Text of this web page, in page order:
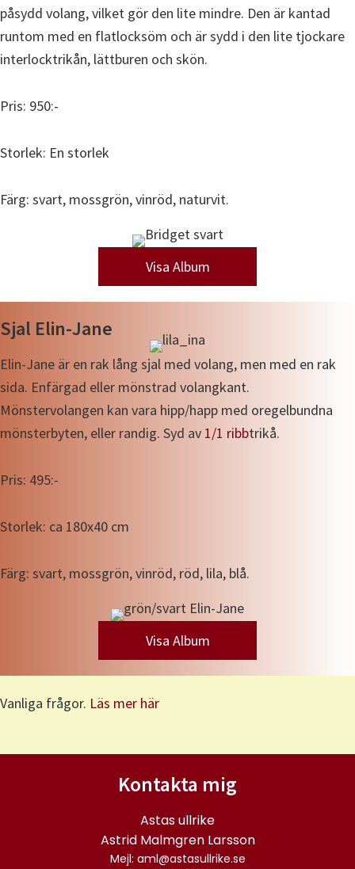
påsydd volang, vilket gör den lite mindre. Den är kantad
runtom med en flatlocksöm och är sydd i den lite tjockare
interlocktrikån, lättburen och skön.
Pris: 950:-
Storlek: En storlek
Färg: svart, mossgrön, vinröd, naturvit.
Visa Album
Sjal Elin-Jane
Elin-Jane är en rak lång sjal med volang, men med en rak
sida. Enfärgad eller mönstrad volangkant.
Mönstervolangen kan vara hipp/happ med oregelbundna
mönsterbyten, eller randig. Syd av 1/1 ribbtrikå.
Pris: 495:-
Storlek: ca 180x40 cm
Färg: svart, mossgrön, vinröd, röd, lila, blå.
Visa Album
Vanliga frågor. Läs mer här
Kontakta mig
Astas ullrike
Astrid Malmgren Larsson
Mejl: aml@astasullrike.se